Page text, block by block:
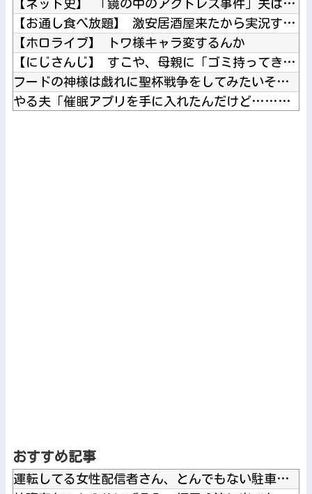
【ネット史】 「鏡の中のアクトレス事件」夫は正しかったのに、...
【お通し食べ放題】 激安居酒屋来たから実況するでｗｗｗｗｗｗ...
【ホロライブ】 トワ様キャラ変するんか
【にじさんじ】 すこや、母親に「ゴミ持ってきなさいよ！」→ ...
フードの神様は戯れに聖杯戦争をしてみたいそうです 第8回第4...
やる夫「催眠アプリを手に入れたんだけど……これ必要だった？」...
おすすめ記事
運転してる女性配信者さん、とんでもない駐車テクニックを見せつ...